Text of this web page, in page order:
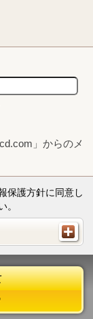
」からのメ
保護方針に同意し
。